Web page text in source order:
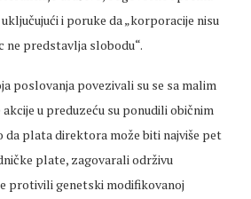
i poruke da „korporacije nisu
ne predstavlja slobodu“.
poslovanja povezivali su se sa malim
u preduzeću su ponudili običnim
da plata direktora može biti najviše pet
plate, zagovarali održivu
protivili genetski modifikovanoj